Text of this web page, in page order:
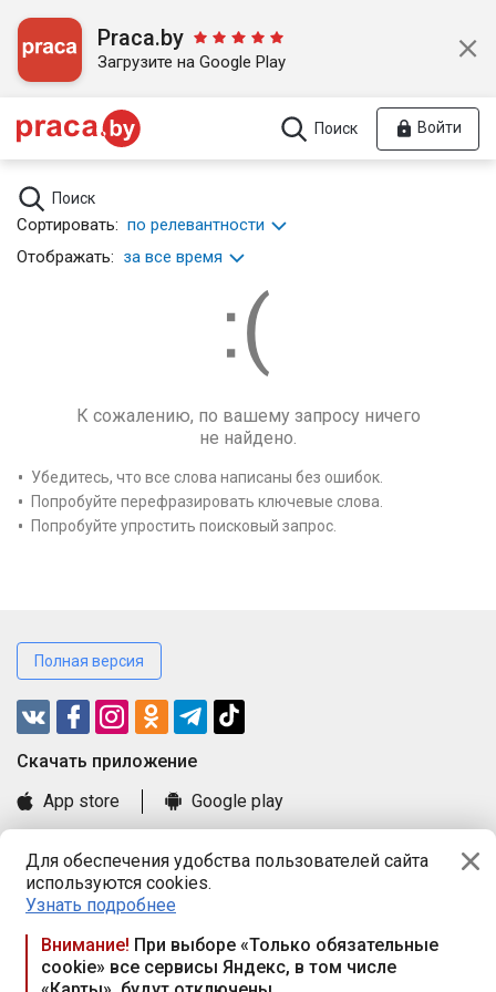
Для обеспечения удобства пользователей сайта
используются cookies.
Узнать подробнее
Внимание! При выборе «Только обязательные
cookie» все сервисы Яндекс, в том числе
Praca.by
Загрузите на Google Play
Поиск Войти
Поиск
Сортировать: по релевантности
Отображать: за все время
К сожалению, по вашему запросу ничего
не найдено.
Убедитесь, что все слова написаны без ошибок.
Попробуйте перефразировать ключевые слова.
Попробуйте упростить поисковый запрос.
Полная версия
Cкачать приложение
App store
Google play
Книга замечаний и предложений
Правила и документы
Praca.by © 2000—2026, ООО «ПРАЦА БАЙ»
Республика Беларусь, 220114, г. Минск, пр-т Независимости
117а, пом. № 9.